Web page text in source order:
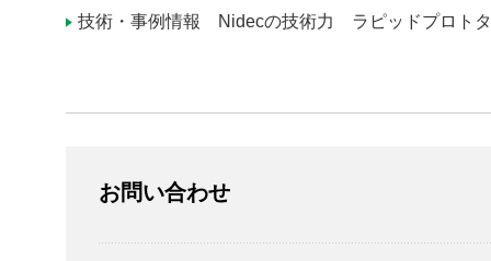
技術・事例情報 Nidecの技術力 ラピッドプロト
お問い合わせ